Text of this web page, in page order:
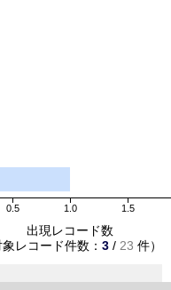
0.5 1.0 1.5
出現レコード数
象レコード件数： 3 / 23 件）